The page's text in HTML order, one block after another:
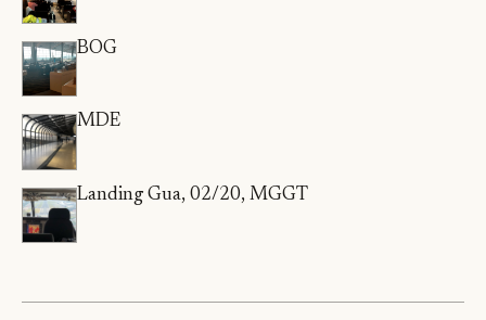
BOG
MDE
Landing Gua, 02/20, MGGT